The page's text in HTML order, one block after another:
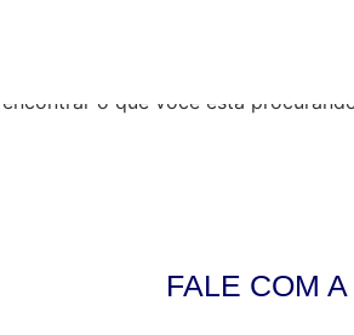
o que você está
FALE COM